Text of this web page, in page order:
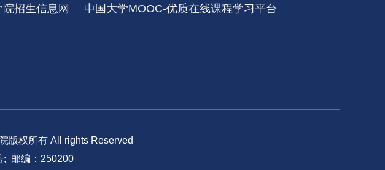
招生信息网 中国大学MOOC-优质在线课程学习平台
版权所有 All rights Reserved
; 邮编：250200